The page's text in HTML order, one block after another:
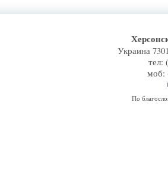
Украина
тел:
моб:
По